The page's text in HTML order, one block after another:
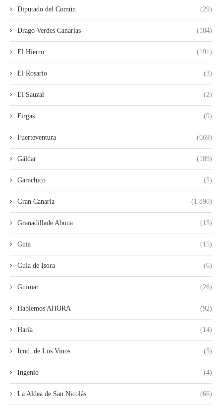
Diputado del Común (29)
Drago Verdes Canarias (184)
El Hierro (191)
El Rosario (3)
El Sauzal (2)
Firgas (9)
Fuerteventura (669)
Gáldar (189)
Garachico (5)
Gran Canaria (1.890)
Granadillade Abona (15)
Guia (15)
Guia de Isora (6)
Guimar (26)
Hablemos AHORA (92)
Haría (14)
Icod. de Los Vinos (5)
Ingenio (4)
La Aldea de San Nicolás (66)